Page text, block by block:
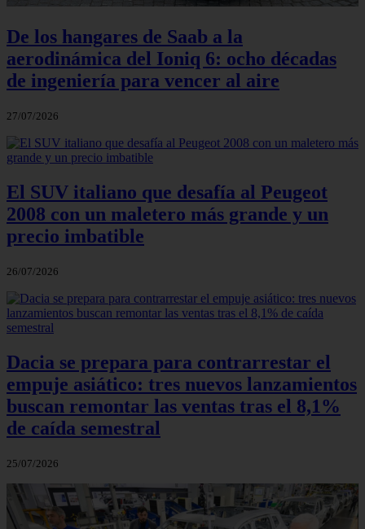
De los hangares de Saab a la
aerodinámica del Ioniq 6: ocho décadas
de ingeniería para vencer al aire
27/07/2026
El SUV italiano que desafía al Peugeot
2008 con un maletero más grande y un
precio imbatible
26/07/2026
Dacia se prepara para contrarrestar el
empuje asiático: tres nuevos lanzamientos
buscan remontar las ventas tras el 8,1%
de caída semestral
25/07/2026